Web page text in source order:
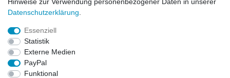
Impressum
Widerrufs­recht
Daten­schutz­erklärung
Essenziell
Statistik
Externe Medien
PayPal
Funktional